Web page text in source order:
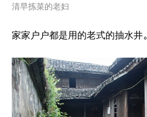
清早拣菜的老妇
家家户户都是用的老式的抽水井。